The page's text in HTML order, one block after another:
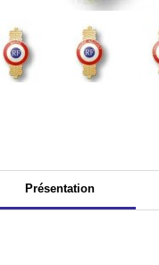
Présentation